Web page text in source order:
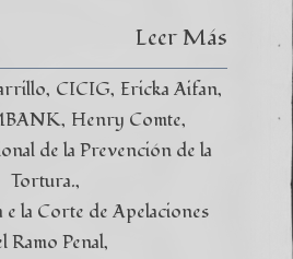
Leer Más
CICIG Ericka Aifan
Henry Comte
de la Prevención de la
Tortura.
e la Corte de Apelaciones
Ramo Penal